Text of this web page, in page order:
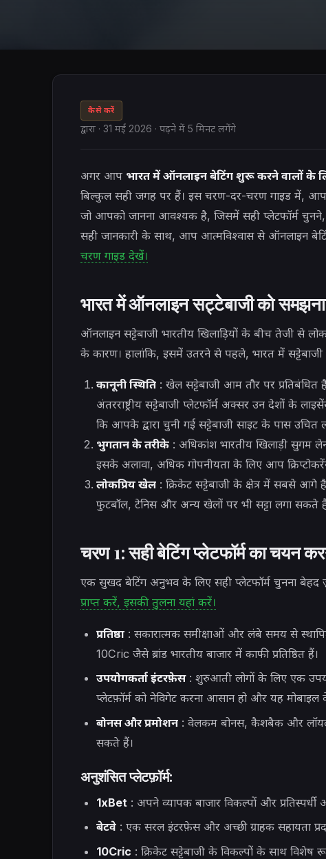
कैसे करें
द्वारा · 31 मई 2026 · पढ़ने में 5 मिनट लगेंगे
अगर आप भारत में ऑनलाइन बेटिंग शुरू करने वालों के
बिल्कुल सही जगह पर हैं। इस चरण-दर-चरण गाइड में,
जो आपको जानना आवश्यक है, जिसमें सही प्लेटफॉर्म
सही जानकारी के साथ, आप आत्मविश्वास से ऑनलाइन
चरण गाइड देखें।
भारत में ऑनलाइन सट्टेबाजी को समझना
ऑनलाइन सट्टेबाजी भारतीय खिलाड़ियों के बीच तेजी से
के कारण। हालांकि, इसमें उतरने से पहले, भारत में
कानूनी स्थिति: खेल सट्टेबाजी आम तौर पर
अंतरराष्ट्रीय सट्टेबाजी प्लेटफॉर्म अक्सर उन देशों के
कि आपके द्वारा चुनी गई सट्टेबाजी साइट के पास उचित
भुगतान के तरीके: अधिकांश भारतीय खिलाड़ी सुगम
इसके अलावा, अधिक गोपनीयता के लिए आप
लोकप्रिय खेल: क्रिकेट सट्टेबाजी के क्षेत्र में सबसे
फुटबॉल, टेनिस और अन्य खेलों पर भी सट्टा लगा सकते
चरण 1: सही बेटिंग प्लेटफॉर्म का चयन
एक सुखद बेटिंग अनुभव के लिए सही प्लेटफॉर्म चुनना बेहद
प्राप्त करें, इसकी तुलना यहां करें।
प्रतिष्ठा: सकारात्मक समीक्षाओं और लंबे समय से
10Cric जैसे ब्रांड भारतीय बाजार में काफी प्रतिष्ठित हैं।
उपयोगकर्ता इंटरफ़ेस: शुरुआती लोगों के लिए एक
प्लेटफ़ॉर्म को नेविगेट करना आसान हो और यह
बोनस और प्रमोशन: वेलकम बोनस, कैशबैक और
सकते हैं।
अनुशंसित प्लेटफ़ॉर्म:
1xBet : अपने व्यापक बाजार विकल्पों और
बेटवे: एक सरल इंटरफ़ेस और अच्छी ग्राहक सहायता
10Cric: क्रिकेट सट्टेबाजी के विकल्पों के साथ विशेष